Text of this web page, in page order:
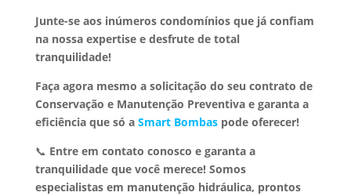
Junte-se aos inúmeros condomínios que já confiam
na nossa expertise e desfrute de total
tranquilidade!
Faça agora mesmo a solicitação do seu contrato de
Conservação e Manutenção Preventiva e garanta a
eficiência que só a Smart Bombaspode oferecer!
📞 Entre em contato conosco e garanta a
tranquilidade que você merece! Somos
especialistas em manutenção hidráulica, prontos